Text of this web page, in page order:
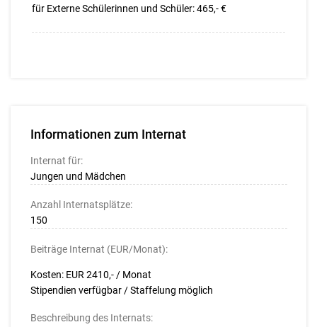
für Externe Schülerinnen und Schüler: 465,- €
Informationen zum Internat
Internat für:
Jungen und Mädchen
Anzahl Internatsplätze:
150
Beiträge Internat (EUR/Monat):
Kosten: EUR 2410,- / Monat
Stipendien verfügbar / Staffelung möglich
Beschreibung des Internats: